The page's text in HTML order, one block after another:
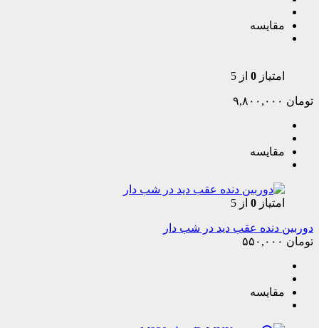
مقایسه
امتیاز 0 از 5
تومان
مقایسه
امتیاز 0 از 5
دوربین دنده عقب دید در شب دار
تومان
مقایسه